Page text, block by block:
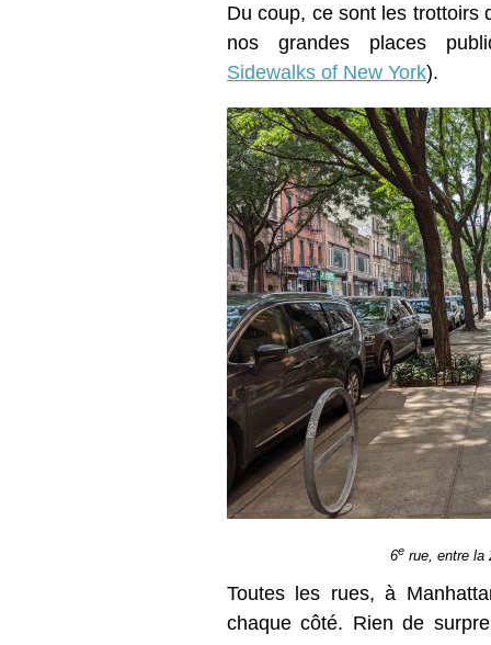
Du coup, ce sont les trottoirs
nos grandes places
Sidewalks of New York).
6e rue, entre la
Toutes les rues, à
chaque côté. Rien de